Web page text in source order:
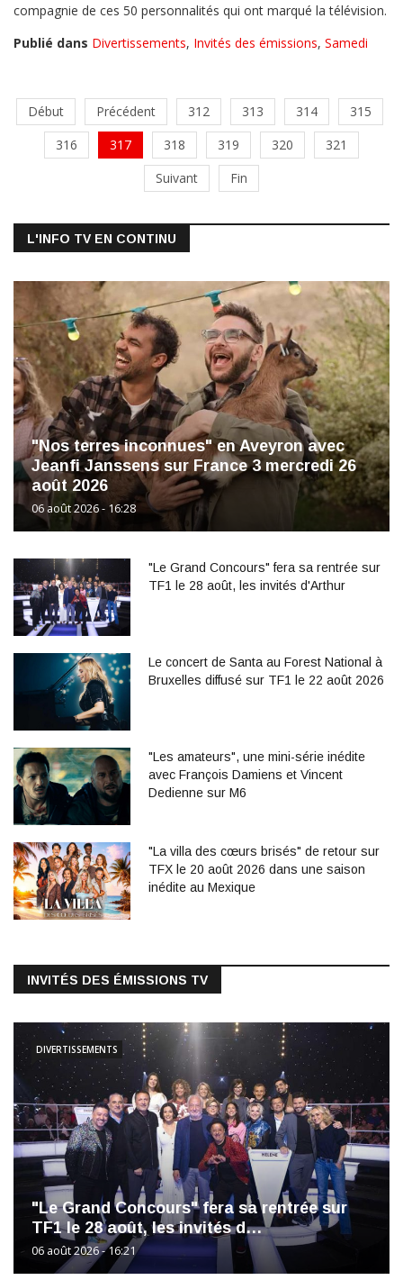
compagnie de ces 50 personnalités qui ont marqué la télévision.
Publié dans Divertissements, Invités des émissions, Samedi
Début Précédent 312 313 314
315
316
317 318 319 320
321
Suivant
Fin
L'INFO TV EN CONTINU
"Nos terres inconnues" en Aveyron avec
Jeanfi Janssens sur France 3 mercredi 26
août 2026
06 août 2026 - 16:28
"Le Grand Concours" fera sa rentrée sur
TF1 le 28 août, les invités d'Arthur
Le concert de Santa au Forest National à
Bruxelles diffusé sur TF1 le 22 août 2026
"Les amateurs", une mini-série inédite
avec François Damiens et Vincent
Dedienne sur M6
"La villa des cœurs brisés" de retour sur
TFX le 20 août 2026 dans une saison
inédite au Mexique
INVITÉS DES ÉMISSIONS TV
"Le Grand Concours" fera sa rentrée sur
TF1 le 28 août, les invités d…
06 août 2026 - 16:21
DIVERTISSEMENTS